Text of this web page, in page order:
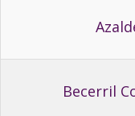
Becerril